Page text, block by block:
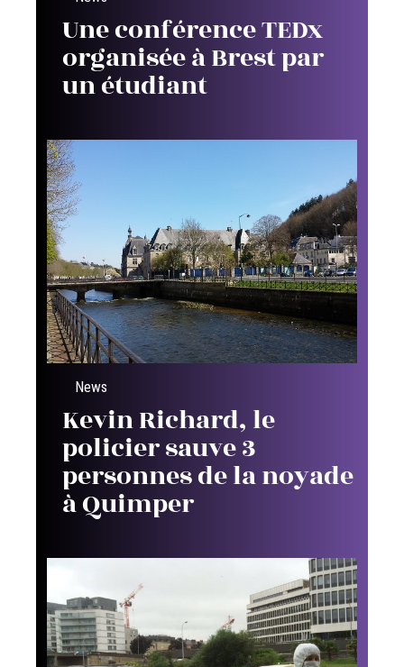
Une conférence TEDx
organisée à Brest par
un étudiant
News
Kevin Richard, le
policier sauve 3
personnes de la noyade
à Quimper